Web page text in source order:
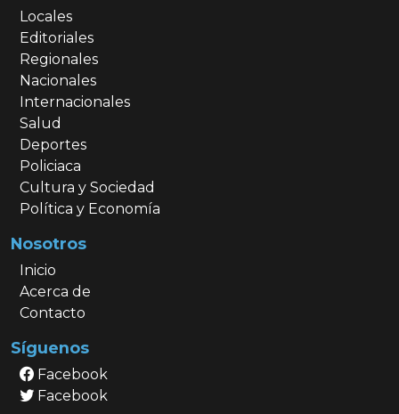
Locales
Editoriales
Regionales
Nacionales
Internacionales
Salud
Deportes
Policiaca
Cultura y Sociedad
Política y Economía
Nosotros
Inicio
Acerca de
Contacto
Síguenos
Facebook
Facebook